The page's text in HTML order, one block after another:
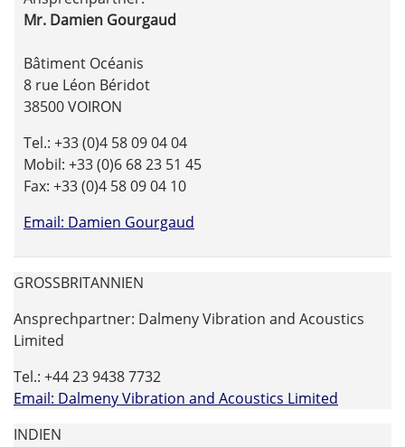
Mr. Damien Gourgaud
Bâtiment Océanis
8 rue Léon Béridot
38500 VOIRON
Tel.: +33 (0)4 58 09 04 04
Mobil: +33 (0)6 68 23 51 45
Fax: +33 (0)4 58 09 04 10
Email: Damien Gourgaud
GROSSBRITANNIEN
Ansprechpartner: Dalmeny Vibration and Acoustics
Limited
Tel.: +44 23 9438 7732
Email: Dalmeny Vibration and Acoustics Limited
INDIEN